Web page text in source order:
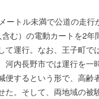
ートル未満で公道の走行
含む）の電動カートを2
て運行。なお、王子町で
河内長野市では運行を一
便するという形で、高齢
た。そして、両地域の被